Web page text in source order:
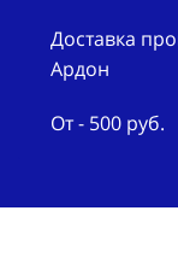
Доставка
Ардон
От - 500 руб.